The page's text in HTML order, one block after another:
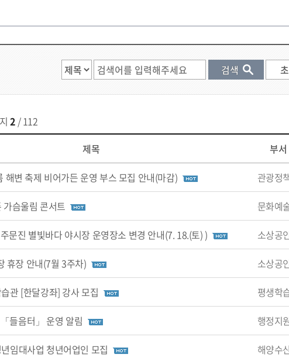
2 / 112
제목 부서
해변 축제 비어가든 운영 부스 모집 안내(마감) 관광정
슴울림 콘서트 문화예
문진 별빛바다 야시장 운영장소 변경 안내(7. 18.(토) ) 소상공
휴장 안내(7월 3주차) 소상공
관 [한달강좌] 강사 모집 평생학
들음터」 운영 알림 행정지
임대사업 청년어업인 모집 해양수